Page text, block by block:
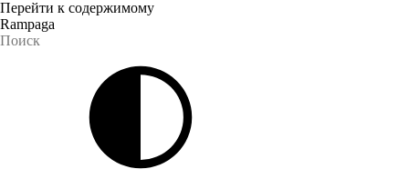
Перейти к содержимому
Rampaga